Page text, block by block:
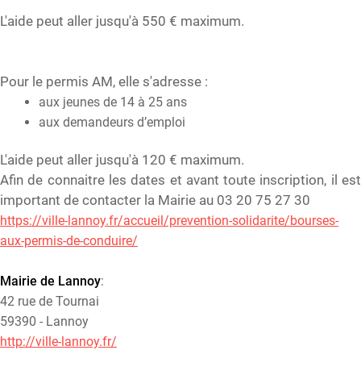
L'aide peut aller jusqu'à 550 € maximum.
Pour le permis AM, elle s'adresse :
aux jeunes de 14 à 25 ans
aux demandeurs d’emploi
L'aide peut aller jusqu'à 120 € maximum.
Afin de connaitre les dates et avant toute inscription, il est
important de contacter la Mairie au 03 20 75 27 30
https://ville-lannoy.fr/accueil/prevention-solidarite/bourses-
aux-permis-de-conduire/
Mairie de Lannoy:
42 rue de Tournai
59390 - Lannoy
http://ville-lannoy.fr/